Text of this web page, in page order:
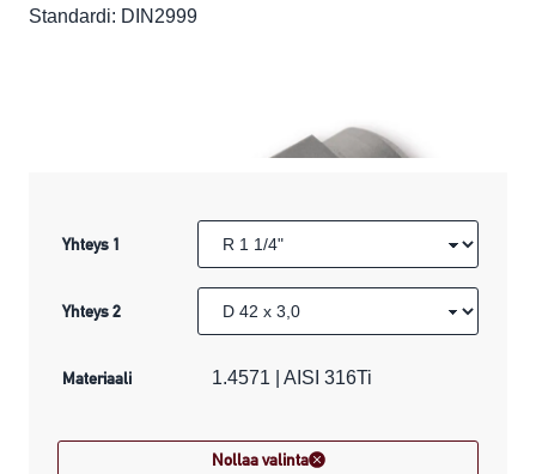
Standardi: DIN2999
Yhteys 1
Yhteys 2
Materiaali 1.4571 | AISI 316Ti
Nollaa valinta